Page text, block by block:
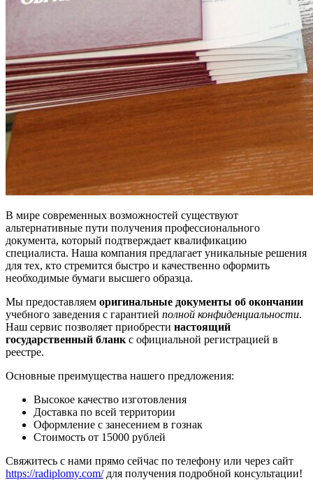
В мире современных возможностей существуют
альтернативные пути получения профессионального
документа, который подтверждает квалификацию
специалиста. Наша компания предлагает уникальные решения
для тех, кто стремится быстро и качественно оформить
необходимые бумаги высшего образца.
Мы предоставляем оригинальные документы об окончании
учебного заведения с гарантией полной конфиденциальности.
Наш сервис позволяет приобрести настоящий
государственный бланк с официальной регистрацией в
реестре.
Основные преимущества нашего предложения:
Высокое качество изготовления
Доставка по всей территории
Оформление с занесением в гознак
Стоимость от 15000 рублей
Свяжитесь с нами прямо сейчас по телефону или через сайт
https://radiplomy.com/для получения подробной консультации!